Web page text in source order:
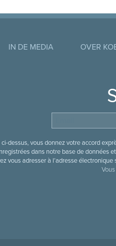
IN DE MEDIA OVER
dessus, vous donnez votre accord
dans notre base de données
vous adresser à l’adresse électronique